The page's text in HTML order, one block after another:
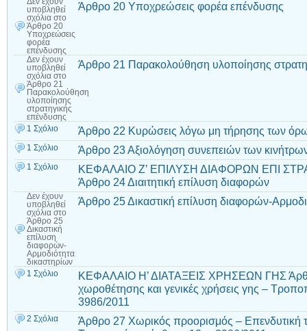
υποβληθεί
σχόλια στο
Άρθρο 20
Υποχρεώσεις
φορέα
επένδυσης
Άρθρο 20 Υποχρεώσεις φορέα επένδυσης
Δεν έχουν
υποβληθεί
σχόλια στο
Άρθρο 21
Παρακολούθηση
υλοποίησης
στρατηγικής
επένδυσης
Άρθρο 21 Παρακολούθηση υλοποίησης
1 Σχόλιο Άρθρο 22 Κυρώσεις λόγω μη τήρησης των
1 Σχόλιο Άρθρο 23 Αξιολόγηση συνεπειών των
1 Σχόλιο
ΚΕΦΑΛΑΙΟ Ζ’ ΕΠΙΛΥΣΗ ΔΙΑΦΟΡΩΝ ΕΠΙ
Άρθρο 24 Διαιτητική επίλυση διαφορών
Δεν έχουν
υποβληθεί
σχόλια στο
Άρθρο 25
Δικαστική
επίλυση
διαφορών-
Αρμοδιότητα
δικαστηρίων
Άρθρο 25 Δικαστική επίλυση διαφορών-
1 Σχόλιο
ΚΕΦΑΛΑΙΟ Η’ ΔΙΑΤΑΞΕΙΣ ΧΡΗΣΕΩΝ ΓΗΣ
χωροθέτησης και γενικές χρήσεις γης –
3986/2011
2 Σχόλια
Άρθρο 27 Χωρικός προορισμός – Επενδυτική